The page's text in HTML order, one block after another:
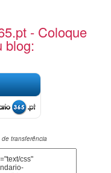
- Coloque
blog:
transferência